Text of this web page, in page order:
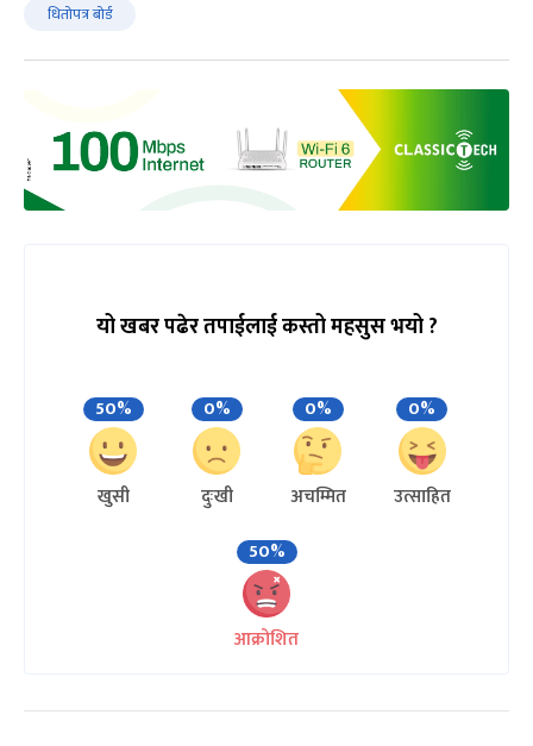
धितोपत्र बोर्ड
यो खबर पढेर तपाईलाई कस्तो महसुस भयो ?
50%
खुसी
0%
दुःखी
0%
अचम्मित
0%
उत्साहित
50%
आक्रोशित